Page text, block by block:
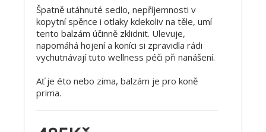
Špatně utáhnuté sedlo, nepříjemnosti v
kopytní spěnce i otlaky kdekoliv na těle, umí
tento balzám účinně zklidnit. Ulevuje,
napomáhá hojení a koníci si zpravidla rádi
vychutnávají tuto wellness péči při nanášení.
Ať je éto nebo zima, balzám je pro koně
prima.